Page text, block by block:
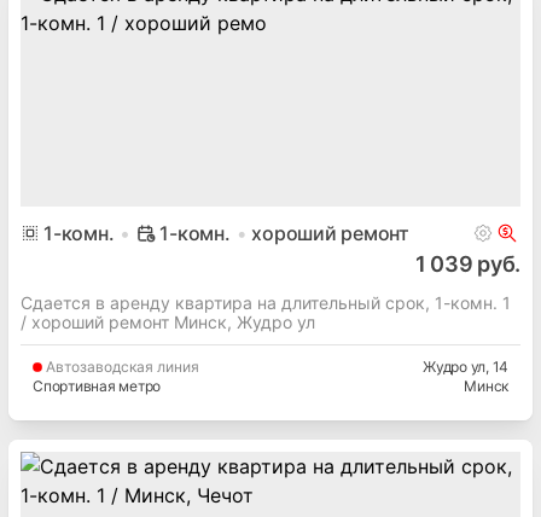
1-комн. 1-комн. хороший ремонт
1 039 руб.
Сдается в аренду квартира на длительный срок, 1-комн. 1
/ хороший ремонт Минск, Жудро ул
Автозаводская линия
Спортивная метро
Жудро ул, 14
Минск